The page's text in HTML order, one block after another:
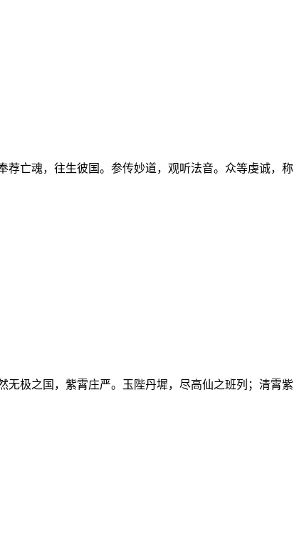
亡魂，往生彼国。参传妙道，观听法音。众等虔诚，称
极之国，紫霄庄严。玉陛丹墀，尽高仙之班列；清霄紫